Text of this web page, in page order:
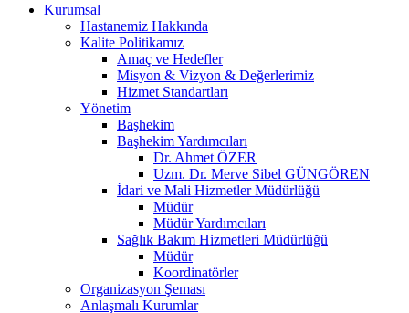
Kurumsal
Hastanemiz Hakkında
Kalite Politikamız
Amaç ve Hedefler
Misyon & Vizyon & Değerlerimiz
Hizmet Standartları
Yönetim
Başhekim
Başhekim Yardımcıları
Dr. Ahmet ÖZER
Uzm. Dr. Merve Sibel GÜNGÖREN
İdari ve Mali Hizmetler Müdürlüğü
Müdür
Müdür Yardımcıları
Sağlık Bakım Hizmetleri Müdürlüğü
Müdür
Koordinatörler
Organizasyon Şeması
Anlaşmalı Kurumlar